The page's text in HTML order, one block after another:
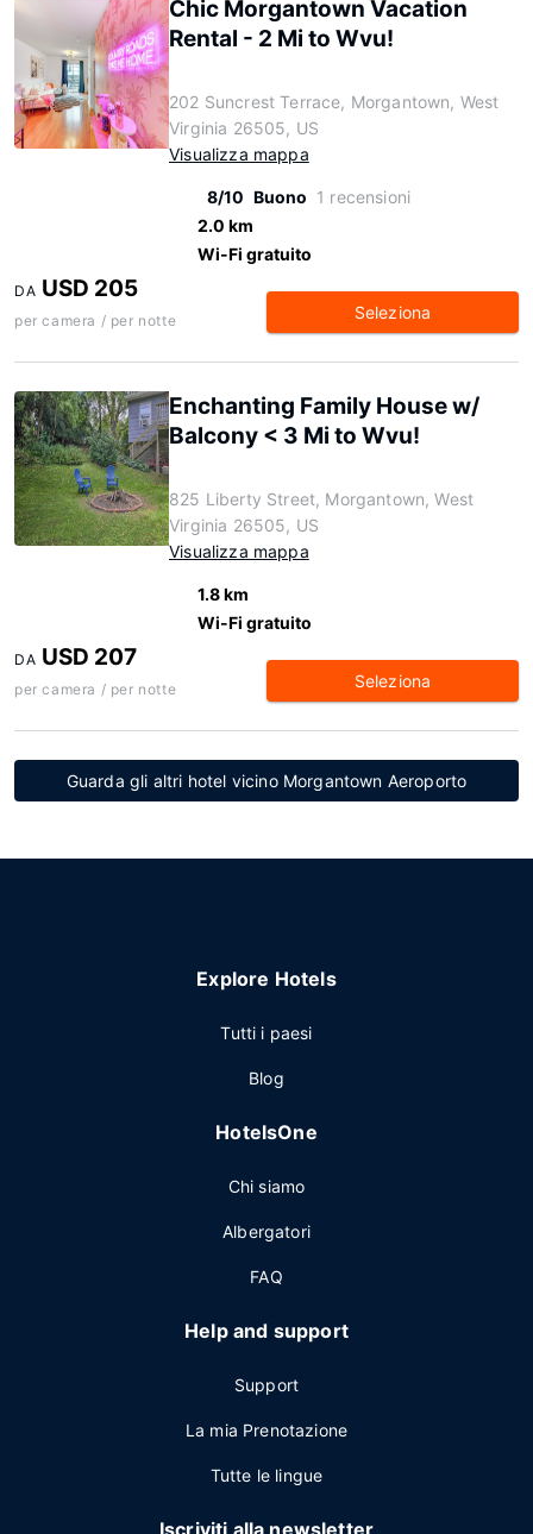
Chic Morgantown Vacation
Rental - 2 Mi to Wvu!
202 Suncrest Terrace, Morgantown, West
Virginia 26505, US
Visualizza mappa
8/10 Buono 1 recensioni
2.0 km
Wi-Fi gratuito
DA USD 205
per camera / per notte Seleziona
Enchanting Family House w/
Balcony < 3 Mi to Wvu!
825 Liberty Street, Morgantown, West
Virginia 26505, US
Visualizza mappa
1.8 km
Wi-Fi gratuito
DA USD 207
per camera / per notte Seleziona
Guarda gli altri hotel vicino Morgantown Aeroporto
Explore Hotels
Tutti i paesi
Blog
HotelsOne
Chi siamo
Albergatori
FAQ
Help and support
Support
La mia Prenotazione
Tutte le lingue
Iscriviti alla newsletter